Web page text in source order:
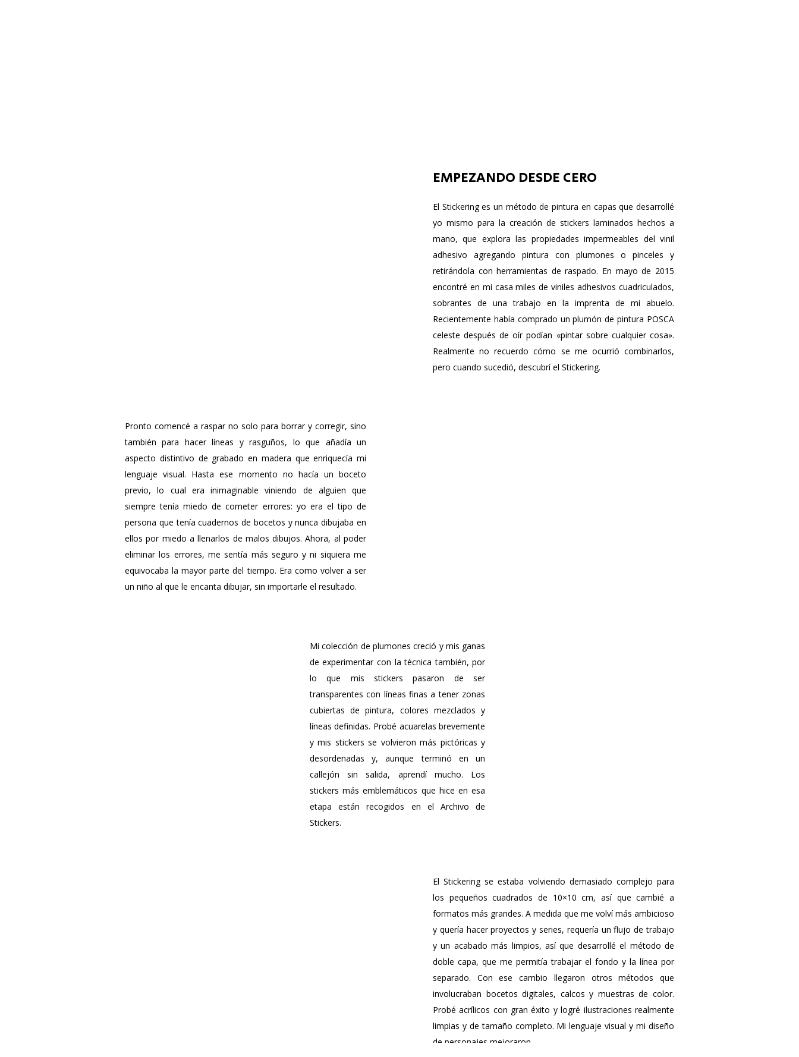
EMPEZANDO DESDE CERO
El Stickering es un método de pintura en capas que desarrollé
yo mismo para la creación de stickers laminados hechos a
mano, que explora las propiedades impermeables del vinil
adhesivo agregando pintura con plumones o pinceles y
retirándola con herramientas de raspado. En mayo de 2015
encontré en mi casa miles de viniles adhesivos cuadriculados,
sobrantes de una trabajo en la imprenta de mi abuelo.
Recientemente había comprado un plumón de pintura POSCA
celeste después de oír podían «pintar sobre cualquier cosa».
Realmente no recuerdo cómo se me ocurrió combinarlos,
pero cuando sucedió, descubrí el Stickering.
Pronto comencé a raspar no solo para borrar y corregir, sino
también para hacer líneas y rasguños, lo que añadía un
aspecto distintivo de grabado en madera que enriquecía mi
lenguaje visual. Hasta ese momento no hacía un boceto
previo, lo cual era inimaginable viniendo de alguien que
siempre tenía miedo de cometer errores: yo era el tipo de
persona que tenía cuadernos de bocetos y nunca dibujaba en
ellos por miedo a llenarlos de malos dibujos. Ahora, al poder
eliminar los errores, me sentía más seguro y ni siquiera me
equivocaba la mayor parte del tiempo. Era como volver a ser
un niño al que le encanta dibujar, sin importarle el resultado.
Mi colección de plumones creció y mis ganas
de experimentar con la técnica también, por
lo que mis stickers pasaron de ser
transparentes con líneas finas a tener zonas
cubiertas de pintura, colores mezclados y
líneas definidas. Probé acuarelas brevemente
y mis stickers se volvieron más pictóricas y
desordenadas y, aunque terminó en un
callejón sin salida, aprendí mucho. Los
stickers más emblemáticos que hice en esa
etapa están recogidos en el Archivo de
Stickers.
El Stickering se estaba volviendo demasiado complejo para
los pequeños cuadrados de 10×10 cm, así que cambié a
formatos más grandes. A medida que me volví más ambicioso
y quería hacer proyectos y series, requería un flujo de trabajo
y un acabado más limpios, así que desarrollé el método de
doble capa, que me permitía trabajar el fondo y la línea por
separado. Con ese cambio llegaron otros métodos que
involucraban bocetos digitales, calcos y muestras de color.
Probé acrílicos con gran éxito y logré ilustraciones realmente
limpias y de tamaño completo. Mi lenguaje visual y mi diseño
de personajes mejoraron.